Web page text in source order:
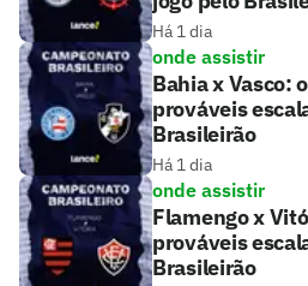
Há 1 dia
onde assistir
Bahia x Vasco:
prováveis
Brasileirão
Há 1 dia
onde assistir
Flamengo x
prováveis
Brasileirão